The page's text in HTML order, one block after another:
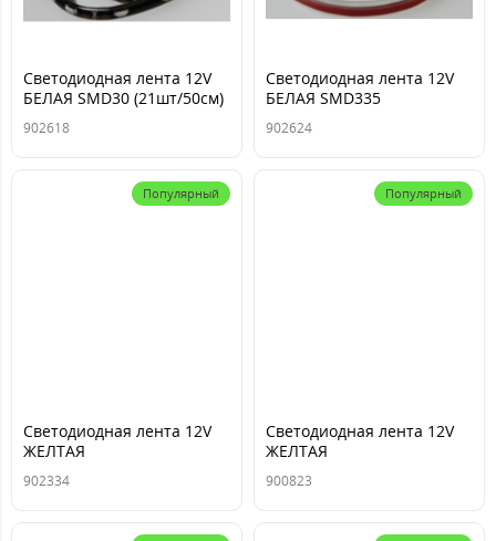
Светодиодная лента 12V
БЕЛАЯ SMD30 (21шт/50см)
IP65 боковая
902618
Светодиодная лента 12V
БЕЛАЯ SMD335
(21шт/50см) IP68 в тубе
боковая
902624
Популярный
Светодиодная лента 12V
ЖЕЛТАЯ
SMD3528(60шт/1м) IP20
черн осн (в бобине:5М)
902334
Популярный
Светодиодная лента 12V
ЖЕЛТАЯ
SMD5050(30шт/1м) IP20
бел осн (в бобине: 5М)
900823